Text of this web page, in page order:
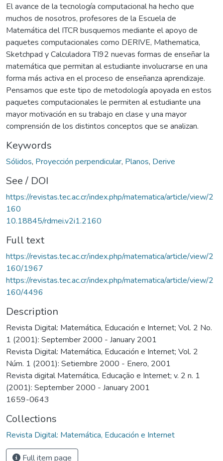
El avance de la tecnología computacional ha hecho que
muchos de nosotros, profesores de la Escuela de
Matemática del ITCR busquemos mediante el apoyo de
paquetes computacionales como DERIVE, Mathematica,
Sketchpad y Calculadora TI­92 nuevas formas de enseñar la
matemática que permitan al estudiante involucrarse en una
forma más activa en el proceso de enseñanza aprendizaje.
Pensamos que este tipo de metodología apoyada en estos
paquetes computacionales le permiten al estudiante una
mayor motivación en su trabajo en clase y una mayor
comprensión de los distintos conceptos que se analizan.
Keywords
Sólidos, Proyección perpendicular, Planos, Derive
See / DOI
https://revistas.tec.ac.cr/index.php/matematica/article/view/2
160
10.18845/rdmei.v2i1.2160
Full text
https://revistas.tec.ac.cr/index.php/matematica/article/view/2
160/1967
https://revistas.tec.ac.cr/index.php/matematica/article/view/2
160/4496
Description
Revista Digital: Matemática, Educación e Internet; Vol. 2 No.
1 (2001): September 2000 - January 2001
Revista Digital: Matemática, Educación e Internet; Vol. 2
Núm. 1 (2001): Setiembre 2000 - Enero, 2001
Revista digital Matemática, Educação e Internet; v. 2 n. 1
(2001): September 2000 - January 2001
1659-0643
Collections
Revista Digital: Matemática, Educación e Internet
Full item page